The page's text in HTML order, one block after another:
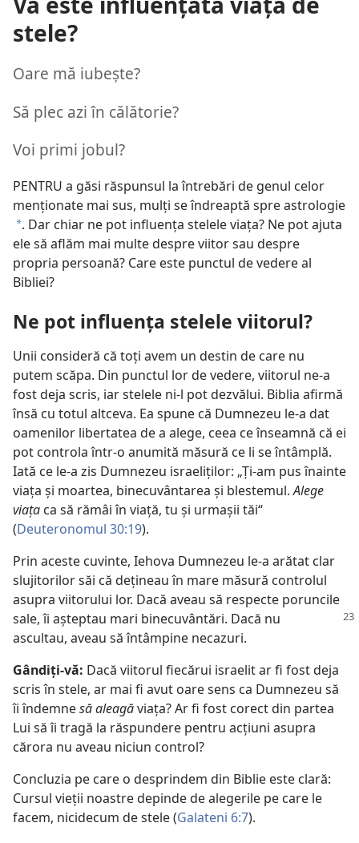
stele?
Oare mă iubeşte?
Să plec azi în călătorie?
Voi primi jobul?
PENTRU a găsi răspunsul la întrebări de genul celor
menţionate mai sus, mulţi se îndreaptă spre astrologie
*. Dar chiar ne pot influenţa stelele viaţa? Ne pot ajuta
ele să aflăm mai multe despre viitor sau despre
propria persoană? Care este punctul de vedere al
Bibliei?
Ne pot influenţa stelele viitorul?
Unii consideră că toţi avem un destin de care nu
putem scăpa. Din punctul lor de vedere, viitorul ne-a
fost deja scris, iar stelele ni-l pot dezvălui. Biblia afirmă
însă cu totul altceva. Ea spune că Dumnezeu le-a dat
oamenilor libertatea de a alege, ceea ce înseamnă că ei
pot controla într-o anumită măsură ce li se întâmplă.
Iată ce le-a zis Dumnezeu israeliţilor: „Ţi-am pus înainte
viaţa şi moartea, binecuvântarea şi blestemul.Alege
viaţa ca să rămâi în viaţă, tu şi urmaşii tăi“
(Deuteronomul 30:19).
Prin aceste cuvinte, Iehova Dumnezeu le-a arătat clar
slujitorilor săi că deţineau în mare măsură controlul
asupra viitorului lor. Dacă aveau să respecte poruncile
sale, îi aşteptau mari binecuvântări. Dacă nu
ascultau, aveau să întâmpine necazuri.
Gândiţi-vă: Dacă viitorul fiecărui israelit ar fi fost deja
scris în stele, ar mai fi avut oare sens ca Dumnezeu să
îi îndemnesă aleagăviaţa? Ar fi fost corect din partea
Lui să îi tragă la răspundere pentru acţiuni asupra
cărora nu aveau niciun control?
Concluzia pe care o desprindem din Biblie este clară:
Cursul vieţii noastre depinde de alegerile pe care le
facem, nicidecum de stele (Galateni 6:7).